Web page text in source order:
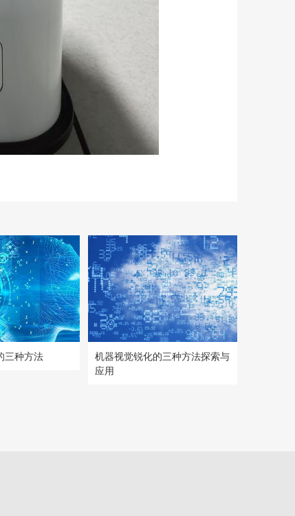
三种方法
机器视觉锐化的三种方法探索与
应用